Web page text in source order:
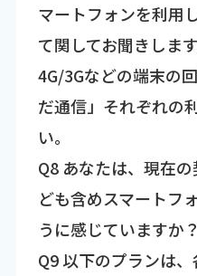
マートフォンを利用
て関してお聞きしま
4G/3Gなどの端末の
だ通信」それぞれの
い。
Q8 あなたは、現在
ども含めスマートフ
うに感じていますか？
Q9 以下のプランは、